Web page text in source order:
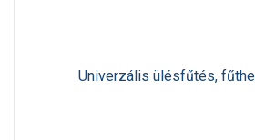
Univerzális ülésfűtés,